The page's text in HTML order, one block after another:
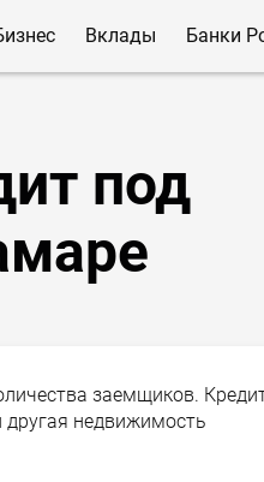
Вклады Банки
под
заемщиков.
другая недвижимость